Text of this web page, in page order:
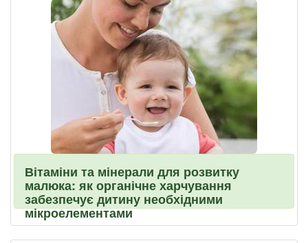
Вітаміни та мінерали для розвитку
малюка: як органічне харчування
забезпечує дитину необхідними
мікроелементами